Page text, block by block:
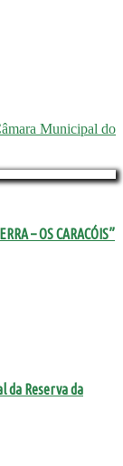
Municipal do
– OS CARACÓIS”
da Reserva da